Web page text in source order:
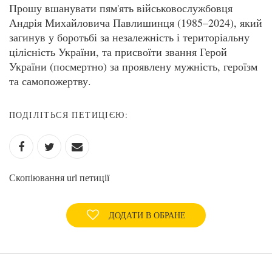
Прошу вшанувати пям'ять військовослужбовця
Андрія Михайловича Павлишинця (1985–2024), який
загинув у боротьбі за незалежність і територіальну
цілісність України, та присвоїти звання Герой
України (посмертно) за проявлену мужність, героїзм
та самопожертву.
ПОДІЛІТЬСЯ ПЕТИЦІЄЮ:
Скопіювання url петиції
ДОДАТИ В ОБРАНЕ